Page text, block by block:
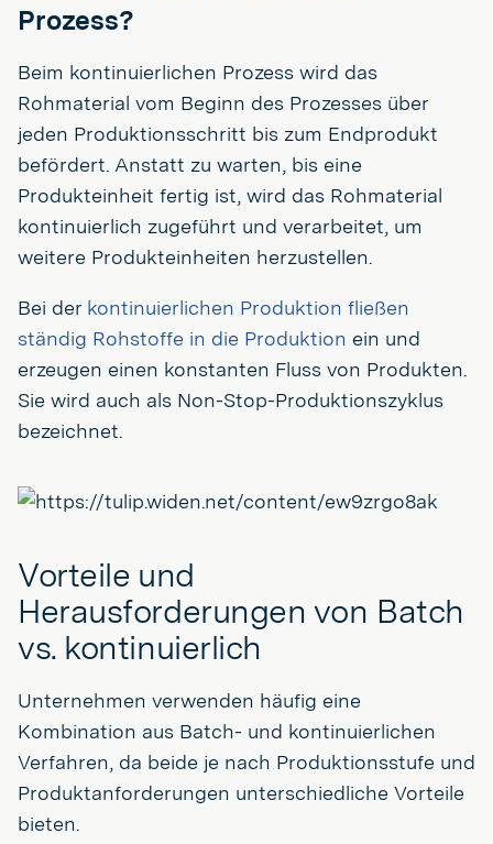
Prozess?
Beim kontinuierlichen Prozess wird das
Rohmaterial vom Beginn des Prozesses über
jeden Produktionsschritt bis zum Endprodukt
befördert. Anstatt zu warten, bis eine
Produkteinheit fertig ist, wird das Rohmaterial
kontinuierlich zugeführt und verarbeitet, um
weitere Produkteinheiten herzustellen.
Bei der kontinuierlichen Produktion fließen
ständig Rohstoffe in die Produktion ein und
erzeugen einen konstanten Fluss von Produkten.
Sie wird auch als Non-Stop-Produktionszyklus
bezeichnet.
Vorteile und
Herausforderungen von Batch
vs. kontinuierlich
Unternehmen verwenden häufig eine
Kombination aus Batch- und kontinuierlichen
Verfahren, da beide je nach Produktionsstufe und
Produktanforderungen unterschiedliche Vorteile
bieten.